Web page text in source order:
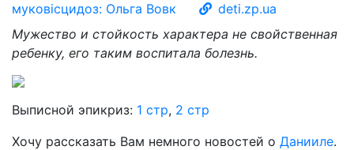
муковісцидоз: Ольга Вовк
deti.zp.ua
Мужество и стойкость характера не свойственная
ребенку, его таким воспитала болезнь.
Выписной эпикриз: 1 стр, 2 стр
Хочу рассказать Вам немного новостей о Данииле.